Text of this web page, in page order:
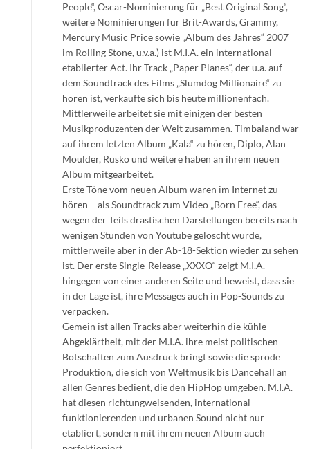
People“, Oscar-Nominierung für „Best Original Song“,
weitere Nominierungen für Brit-Awards, Grammy,
Mercury Music Price sowie „Album des Jahres“ 2007
im Rolling Stone, u.v.a.) ist M.I.A. ein international
etablierter Act. Ihr Track „Paper Planes“, der u.a. auf
dem Soundtrack des Films „Slumdog Millionaire“ zu
hören ist, verkaufte sich bis heute millionenfach.
Mittlerweile arbeitet sie mit einigen der besten
Musikproduzenten der Welt zusammen. Timbaland war
auf ihrem letzten Album „Kala“ zu hören, Diplo, Alan
Moulder, Rusko und weitere haben an ihrem neuen
Album mitgearbeitet.
Erste Töne vom neuen Album waren im Internet zu
hören – als Soundtrack zum Video „Born Free“, das
wegen der Teils drastischen Darstellungen bereits nach
wenigen Stunden von Youtube gelöscht wurde,
mittlerweile aber in der Ab-18-Sektion wieder zu sehen
ist. Der erste Single-Release „XXXO“ zeigt M.I.A.
hingegen von einer anderen Seite und beweist, dass sie
in der Lage ist, ihre Messages auch in Pop-Sounds zu
verpacken.
Gemein ist allen Tracks aber weiterhin die kühle
Abgeklärtheit, mit der M.I.A. ihre meist politischen
Botschaften zum Ausdruck bringt sowie die spröde
Produktion, die sich von Weltmusik bis Dancehall an
allen Genres bedient, die den HipHop umgeben. M.I.A.
hat diesen richtungweisenden, international
funktionierenden und urbanen Sound nicht nur
etabliert, sondern mit ihrem neuen Album auch